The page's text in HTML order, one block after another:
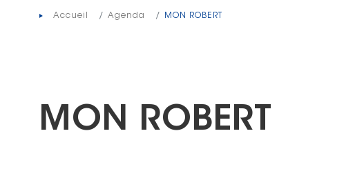
Accueil Agenda MON ROBERT
MON ROBERT